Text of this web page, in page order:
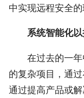
中实现远程安全
系统智能化
在过去的一年
的复杂项目，通
通过提高产品或